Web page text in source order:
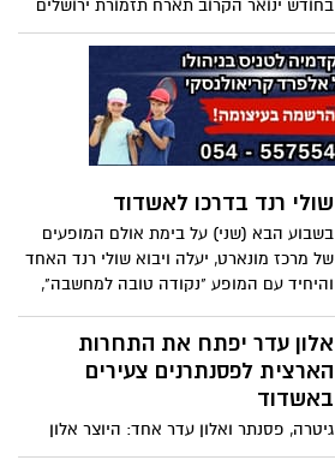
בחודש ינואר הקרוב תארח תזמורת ירושלים
מזרח ומערב את אחת מהכוכבות היווניות
ביותר בכל הזמנים, הזמרת אלני ויטאלי
במופע משותף במשכן לאמנויות הבמה
אשדוד, בניצוחו וניהולו המוסיקלי של
המאסטרו תום כהן
שולי רנד בדרכו לאשדוד
בשבוע הבא (שני) על בימת אולם המופעים
של מרכז מונארט, יעלה ויבוא שולי רנד האחד
והיחיד עם המופע "נקודה טובה למחשבה",
הוא יודע - על סיפורו האישי והכל כך מיוחד
מהבית הדתי שגדל בו בבני ברק, דרך החזרה
בשאלה, הלימודים בניסן נתיב, הקריירה
בתיאטרון, היצירה המוזיקלית והחזרה
בתשובה
אלון עדר יפתח את התחרות
הארצית לפסנתרנים צעירים
באשדוד
גיטרה, פסנתר ואלון עדר אחד: היוצר אלון
עדר יפתח את התחרות הארצית ה-11